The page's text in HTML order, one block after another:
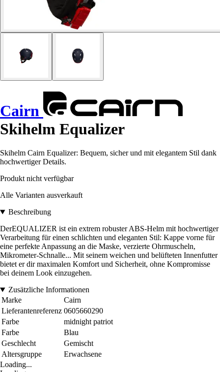
Cairn
Skihelm Equalizer
Skihelm Cairn Equalizer: Bequem, sicher und mit elegantem Stil dank
hochwertiger Details.
Produkt nicht verfügbar
Alle Varianten ausverkauft
Beschreibung
DerEQUALIZER ist ein extrem robuster ABS-Helm mit hochwertiger
Verarbeitung für einen schlichten und eleganten Stil: Kappe vorne für
eine perfekte Anpassung an die Maske, verzierte Ohrmuscheln,
Mikrometer-Schnalle... Mit seinem weichen und belüfteten Innenfutter
bietet er dir maximalen Komfort und Sicherheit, ohne Kompromisse
bei deinem Look einzugehen.
Zusätzliche Informationen
Marke
Cairn
Lieferantenreferenz 0605660290
Farbe
midnight patriot
Farbe
Blau
Geschlecht
Gemischt
Altersgruppe
Erwachsene
Loading...